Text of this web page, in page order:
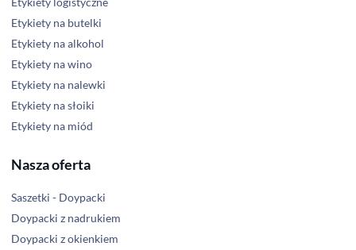
Etykiety na butelki
Etykiety na alkohol
Etykiety na wino
Etykiety na nalewki
Etykiety na słoiki
Etykiety na miód
Nasza oferta
Saszetki - Doypacki
Doypacki z nadrukiem
Doypacki z okienkiem